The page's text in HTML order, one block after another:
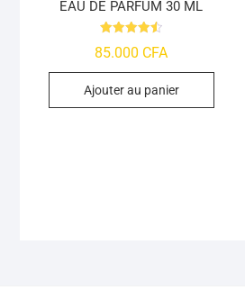
EAU DE PARFUM 30 ML
4.55
85.000 CFA
Ajouter au panier